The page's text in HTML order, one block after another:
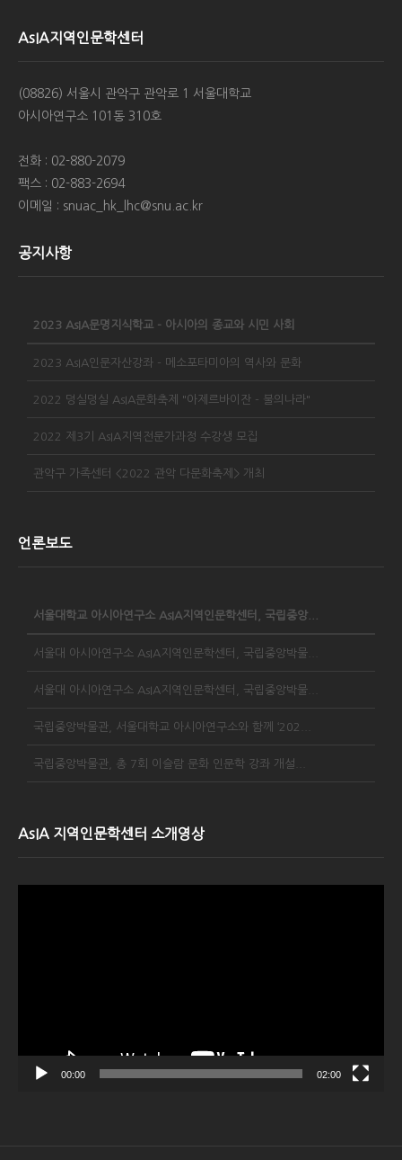
AsIA지역인문학센터
(08826) 서울시 관악구 관악로 1 서울대학교
아시아연구소 101동 310호
전화 : 02-880-2079
팩스 : 02-883-2694
이메일 : snuac_hk_lhc@snu.ac.kr
공지사항
2023 AsIA문명지식학교 - 아시아의 종교와 시민 사회
2023 AsIA인문자산강좌 - 메소포타미아의 역사와 문화
2022 덩실덩실 AsIA문화축제 "아제르바이잔 - 불의나라"
2022 제3기 AsIA지역전문가과정 수강생 모집
관악구 가족센터 <2022 관악 다문화축제> 개최
언론보도
서울대학교 아시아연구소 AsIA지역인문학센터, 국립중앙...
서울대 아시아연구소 AsIA지역인문학센터, 국립중앙박물...
서울대 아시아연구소 AsIA지역인문학센터, 국립중앙박물...
국립중앙박물관, 서울대학교 아시아연구소와 함께 ‘202...
국립중앙박물관, 총 7회 이슬람 문화 인문학 강좌 개설...
AsIA 지역인문학센터 소개영상
00:00 02:00